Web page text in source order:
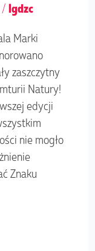
lgdzc
Marki
zaszczytny
Natury!
edycji
nie mogło
Znaku